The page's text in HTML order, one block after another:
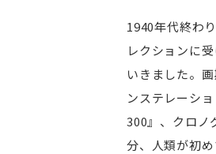
1940年代終わ
レクションに
いきました。
ンステレーシ
300』、クロノ
分、人類が初